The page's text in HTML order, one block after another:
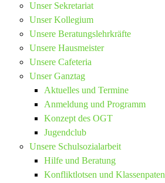
Unser Sekretariat
Unser Kollegium
Unsere Beratungslehrkräfte
Unsere Hausmeister
Unsere Cafeteria
Unser Ganztag
Aktuelles und Termine
Anmeldung und Programm
Konzept des OGT
Jugendclub
Unsere Schulsozialarbeit
Hilfe und Beratung
Konfliktlotsen und Klassenpaten